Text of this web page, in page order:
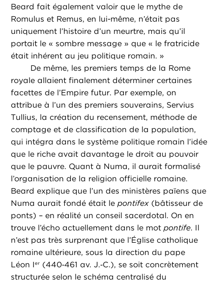
Beard fait également valoir que le mythe de
Romulus et Remus, en lui-même, n’était pas
uniquement l’histoire d’un meurtre, mais qu’il
portait le « sombre message » que « le fratricide
était inhérent au jeu politique romain. »
De même, les premiers temps de la Rome
royale allaient finalement déterminer certaines
facettes de l’Empire futur. Par exemple, on
attribue à l’un des premiers souverains, Servius
Tullius, la création du recensement, méthode de
comptage et de classification de la population,
qui intégra dans le système politique romain l’idée
que le riche avait davantage le droit au pouvoir
que le pauvre. Quant à Numa, il aurait formalisé
l’organisation de la religion officielle romaine.
Beard explique que l’un des ministères païens que
Numa aurait fondé était lepontifex (bâtisseur de
ponts) – en réalité un conseil sacerdotal. On en
trouve l’écho actuellement dans le motpontife. Il
n’est pas très surprenant que l’Église catholique
romaine ultérieure, sous la direction du pape
Léon Ier (440‑461 av. J.‑C.), se soit concrètement
structurée selon le schéma centralisé du